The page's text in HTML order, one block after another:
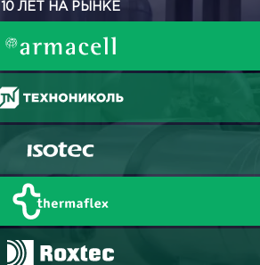
10 ЛЕТ НА РЫНКЕ